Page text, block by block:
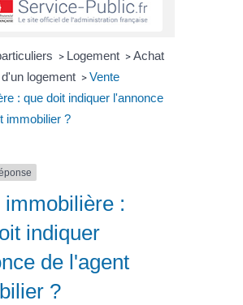
> Logement > Achat
logement > Vente
: que doit indiquer l'annonce
immobilier ?
immobilière :
indiquer
de l'agent
?